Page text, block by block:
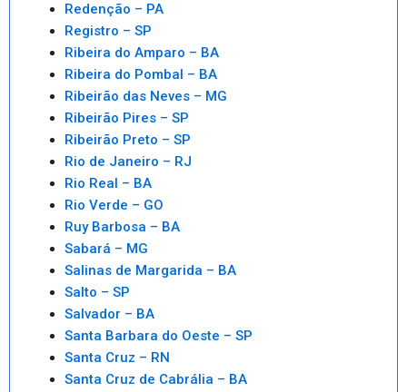
Redenção – PA
Registro – SP
Ribeira do Amparo – BA
Ribeira do Pombal – BA
Ribeirão das Neves – MG
Ribeirão Pires – SP
Ribeirão Preto – SP
Rio de Janeiro – RJ
Rio Real – BA
Rio Verde – GO
Ruy Barbosa – BA
Sabará – MG
Salinas de Margarida – BA
Salto – SP
Salvador – BA
Santa Barbara do Oeste – SP
Santa Cruz – RN
Santa Cruz de Cabrália – BA